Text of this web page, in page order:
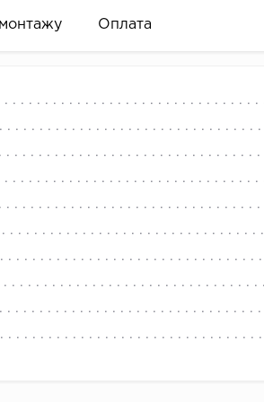
Оплата
необходимое количество плинтуса.